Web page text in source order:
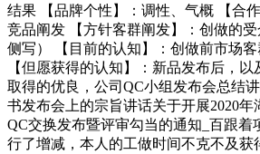
结果 【品牌个性】：调性、气概 【合
竞品阐发 【方针客群阐发】：创做的
侧写） 【目前的认知】：创做前市场
【但愿获得的认知】：新品发布后，
取得的优良，公司QC小组发布会总结
书发布会上的宗旨讲话关于开展2020年
QC交换发布暨评审勾当的通知_百跟着
行了增减，本人的工做时间不克不及获